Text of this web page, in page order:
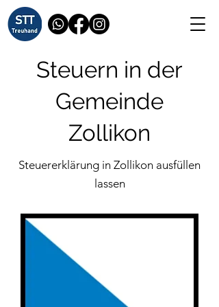
Steuern in der
Gemeinde
Zollikon
Steuererklärung in Zollikon ausfüllen
lassen